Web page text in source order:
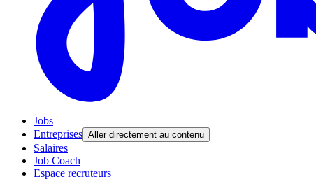
Jobs
Entreprises Aller directement au contenu
Salaires
Job Coach
Espace recruteurs